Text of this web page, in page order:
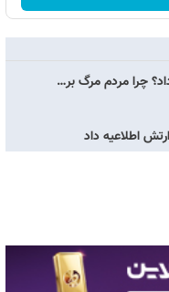
چرا مردم مرگ بر…
اطلاعیه داد